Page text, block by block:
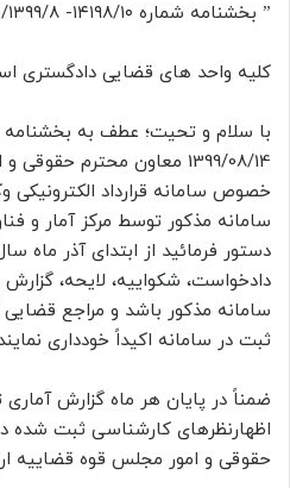
” بخشنامه شماره ۱۴۱۹۸/۱۰- ۲۴/۱۳۹۹/۸
کلیه واحد های قضایی دادگستری
1399/08/14 معاون محترم
خصوص سامانه قرارداد الکترونیکی
سامانه مذکور توسط مرکز آمار و
دادخواست، شکواییه، لایحه،
سامانه مذکور باشد و مراجع قضایی
ثبت در سامانه اکیداً خودداری
ضمناً در پایان هر ماه گزارش آماری
اظهارنظرهای کارشناسی ثبت شده
حقوقی و امور مجلس قوه قضاییه